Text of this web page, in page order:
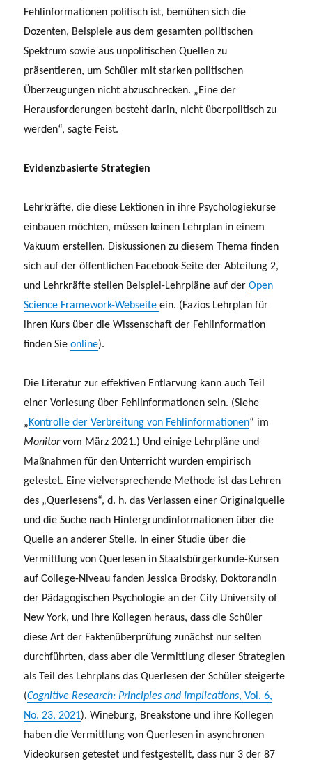
Fehlinformationen politisch ist, bemühen sich die
Dozenten, Beispiele aus dem gesamten politischen
Spektrum sowie aus unpolitischen Quellen zu
präsentieren, um Schüler mit starken politischen
Überzeugungen nicht abzuschrecken. „Eine der
Herausforderungen besteht darin, nicht überpolitisch zu
werden“, sagte Feist.
Evidenzbasierte Strategien
Lehrkräfte, die diese Lektionen in ihre Psychologiekurse
einbauen möchten, müssen keinen Lehrplan in einem
Vakuum erstellen. Diskussionen zu diesem Thema finden
sich auf der öffentlichen Facebook-Seite der Abteilung 2,
und Lehrkräfte stellen Beispiel-Lehrpläne auf derOpen
Science Framework-Webseiteein. (Fazios Lehrplan für
ihren Kurs über die Wissenschaft der Fehlinformation
finden Sieonline).
Die Literatur zur effektiven Entlarvung kann auch Teil
einer Vorlesung über Fehlinformationen sein. (Siehe
„Kontrolle der Verbreitung von Fehlinformationen“ im
Monitorvom März 2021.) Und einige Lehrpläne und
Maßnahmen für den Unterricht wurden empirisch
getestet. Eine vielversprechende Methode ist das Lehren
des „Querlesens“, d. h. das Verlassen einer Originalquelle
und die Suche nach Hintergrundinformationen über die
Quelle an anderer Stelle. In einer Studie über die
Vermittlung von Querlesen in Staatsbürgerkunde-Kursen
auf College-Niveau fanden Jessica Brodsky, Doktorandin
der Pädagogischen Psychologie an der City University of
New York, und ihre Kollegen heraus, dass die Schüler
diese Art der Faktenüberprüfung zunächst nur selten
durchführten, dass aber die Vermittlung dieser Strategien
als Teil des Lehrplans das Querlesen der Schüler steigerte
(Cognitive Research: Principles and Implications, Vol. 6,
No. 23, 2021). Wineburg, Breakstone und ihre Kollegen
haben die Vermittlung von Querlesen in asynchronen
Videokursen getestet und festgestellt, dass nur 3 der 87